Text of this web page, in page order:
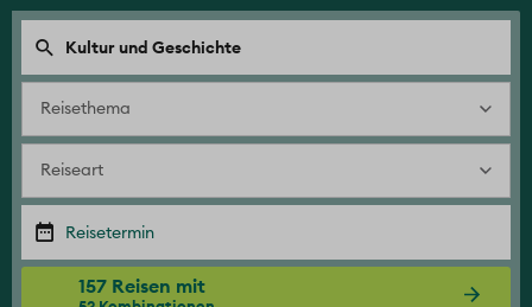
Reisethema
Reiseart
157 Reisen mit